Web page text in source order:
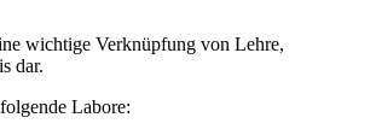
wichtige Verknüpfung von Lehre,
dar.
Labore: